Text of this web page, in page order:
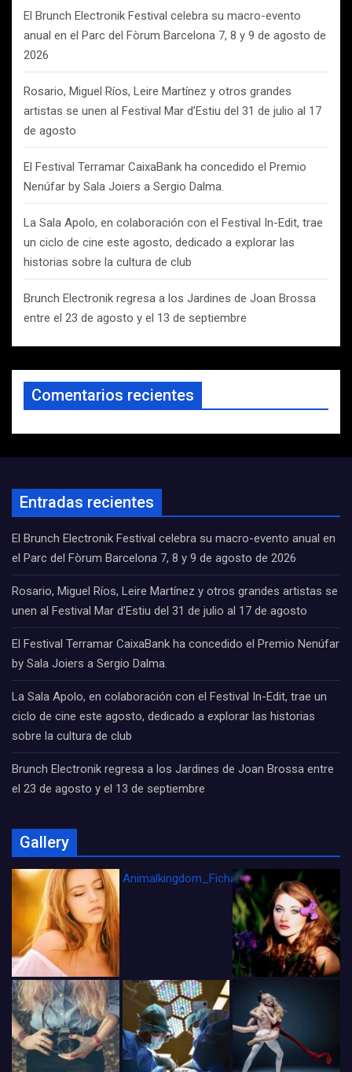
El Brunch Electronik Festival celebra su macro-evento
anual en el Parc del Fòrum Barcelona 7, 8 y 9 de agosto de
2026
Rosario, Miguel Ríos, Leire Martínez y otros grandes
artistas se unen al Festival Mar d’Estiu del 31 de julio al 17
de agosto
El Festival Terramar CaixaBank ha concedido el Premio
Nenúfar by Sala Joiers a Sergio Dalma.
La Sala Apolo, en colaboración con el Festival In-Edit, trae
un ciclo de cine este agosto, dedicado a explorar las
historias sobre la cultura de club
Brunch Electronik regresa a los Jardines de Joan Brossa
entre el 23 de agosto y el 13 de septiembre
Comentarios recientes
Entradas recientes
El Brunch Electronik Festival celebra su macro-evento anual en
el Parc del Fòrum Barcelona 7, 8 y 9 de agosto de 2026
Rosario, Miguel Ríos, Leire Martínez y otros grandes artistas se
unen al Festival Mar d’Estiu del 31 de julio al 17 de agosto
El Festival Terramar CaixaBank ha concedido el Premio Nenúfar
by Sala Joiers a Sergio Dalma.
La Sala Apolo, en colaboración con el Festival In-Edit, trae un
ciclo de cine este agosto, dedicado a explorar las historias
sobre la cultura de club
Brunch Electronik regresa a los Jardines de Joan Brossa entre
el 23 de agosto y el 13 de septiembre
Gallery
Animalkingdom_FichaCine